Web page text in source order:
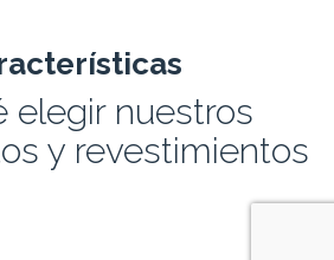
elegir nuestros
y revestimientos